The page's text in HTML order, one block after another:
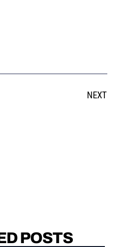
NEXT
POSTS